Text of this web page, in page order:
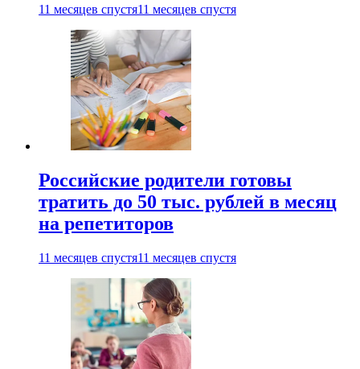
11 месяцев спустя11 месяцев спустя
Российские родители готовы
тратить до 50 тыс. рублей в месяц
на репетиторов
11 месяцев спустя11 месяцев спустя